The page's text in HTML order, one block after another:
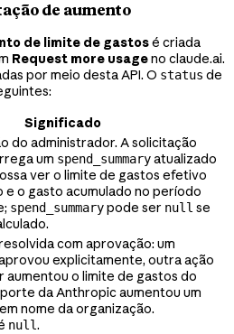
de aumento
de limite de gastosé criada
Request more usageno claude.ai.
por meio desta API. O status de
Significado
do administrador. A solicitação
um spend_summaryatualizado
ver o limite de gastos efetivo
e o gasto acumulado no período
spend_summarypode ser null se
com aprovação: um
explicitamente, outra ação
aumentou o limite de gastos do
da Anthropic aumentou um
nome da organização.
null.